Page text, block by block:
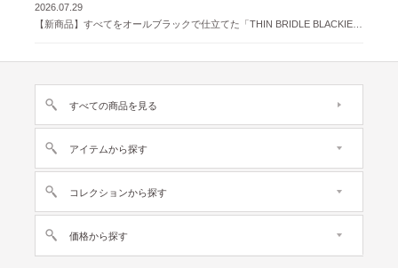
2026.07.29
すべての商品を見る
アイテムから探す
コレクションから探す
価格から探す